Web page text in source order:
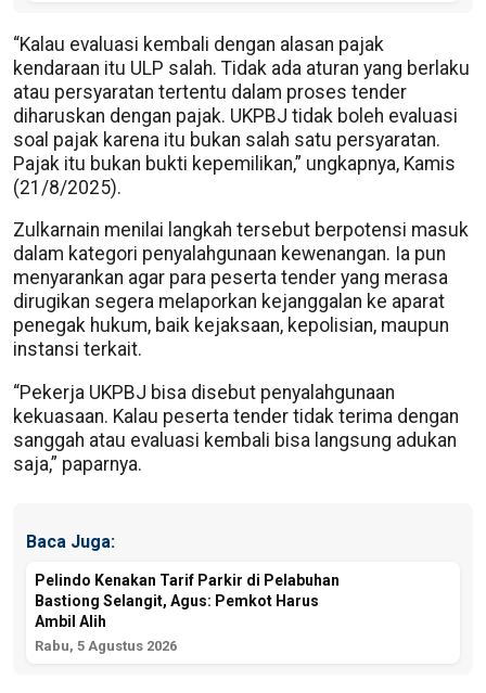
“Kalau evaluasi kembali dengan alasan pajak
kendaraan itu ULP salah. Tidak ada aturan yang berlaku
atau persyaratan tertentu dalam proses tender
diharuskan dengan pajak. UKPBJ tidak boleh evaluasi
soal pajak karena itu bukan salah satu persyaratan.
Pajak itu bukan bukti kepemilikan,” ungkapnya, Kamis
(21/8/2025).
Zulkarnain menilai langkah tersebut berpotensi masuk
dalam kategori penyalahgunaan kewenangan. Ia pun
menyarankan agar para peserta tender yang merasa
dirugikan segera melaporkan kejanggalan ke aparat
penegak hukum, baik kejaksaan, kepolisian, maupun
instansi terkait.
“Pekerja UKPBJ bisa disebut penyalahgunaan
kekuasaan. Kalau peserta tender tidak terima dengan
sanggah atau evaluasi kembali bisa langsung adukan
saja,” paparnya.
Baca Juga:
Pelindo Kenakan Tarif Parkir di Pelabuhan
Bastiong Selangit, Agus: Pemkot Harus
Ambil Alih
Rabu, 5 Agustus 2026